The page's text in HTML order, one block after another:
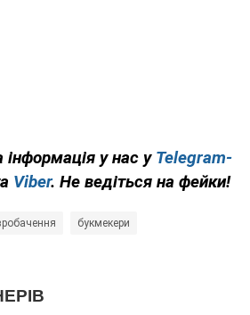
інформація у нас у Telegram-
Viber. Не ведіться на фейки!
букмекери